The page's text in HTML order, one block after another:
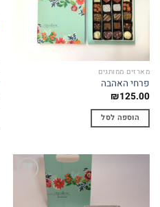
מארזים ממותגים
פרחי האהבה
₪125.00
הוספה לסל